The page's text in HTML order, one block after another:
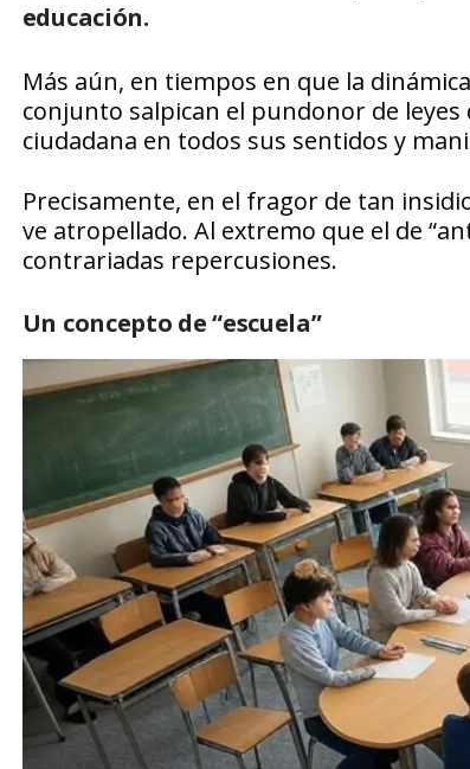
educación.
Más aún, en tiempos en que la
conjunto salpican el pundonor de leyes
ciudadana en todos sus sentidos y
Precisamente, en el fragor de tan
ve atropellado. Al extremo que el de
contrariadas repercusiones.
Un concepto de “escuela”